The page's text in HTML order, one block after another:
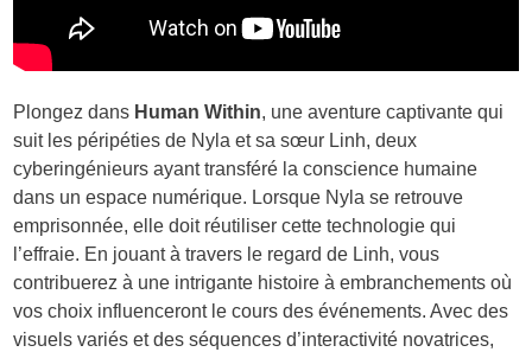
Plongez dans Human Within, une aventure captivante qui
suit les péripéties de Nyla et sa sœur Linh, deux
cyberingénieurs ayant transféré la conscience humaine
dans un espace numérique. Lorsque Nyla se retrouve
emprisonnée, elle doit réutiliser cette technologie qui
l’effraie. En jouant à travers le regard de Linh, vous
contribuerez à une intrigante histoire à embranchements où
vos choix influenceront le cours des événements. Avec des
visuels variés et des séquences d’interactivité novatrices,